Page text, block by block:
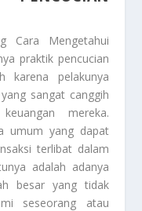
Cara Mengetahui
praktik pencucian
karena pelakunya
sangat canggih
mereka.
umum yang dapat
terlibat dalam
adalah adanya
besar yang tidak
seseorang atau